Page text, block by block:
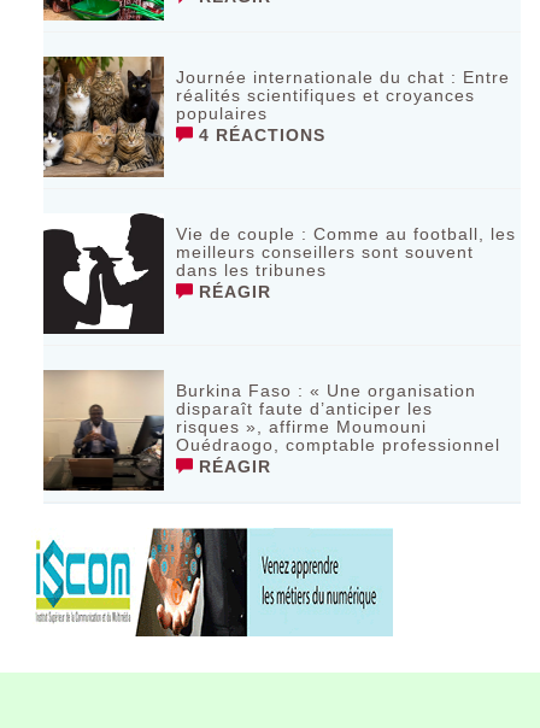
Journée internationale du chat : Entre
réalités scientifiques et croyances
populaires
4 RÉACTIONS
Vie de couple : Comme au football, les
meilleurs conseillers sont souvent
dans les tribunes
RÉAGIR
Burkina Faso : « Une organisation
disparaît faute d’anticiper les
risques », affirme Moumouni
Ouédraogo, comptable professionnel
RÉAGIR